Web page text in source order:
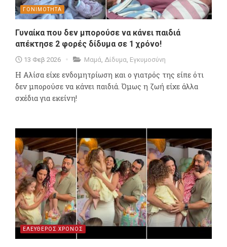
ΓΟΝΙΜΟΤΗΤΑ
Γυναίκα που δεν μπορούσε να κάνει παιδιά
απέκτησε 2 φορές δίδυμα σε 1 χρόνο!
13 Φεβ 2026 Μαμά, Δίδυμα, Εγκυμοσύνη
H Αλίσα είχε ενδομητρίωση και ο γιατρός της είπε ότι
δεν μπορούσε να κάνει παιδιά. Όμως η ζωή είχε άλλα
σχέδια για εκείνη!
ΕΛΕΥΘΕΡΟΣ ΧΡΟΝΟΣ